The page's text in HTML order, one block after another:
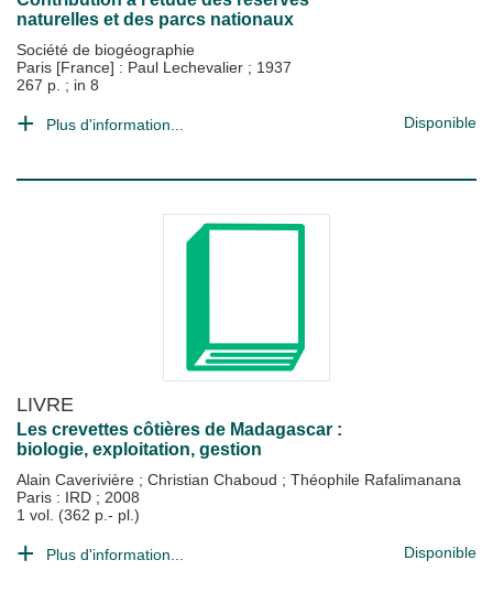
naturelles et des parcs nationaux
Société de biogéographie
Paris [France] : Paul Lechevalier ; 1937
267 p. ; in 8
Plus d'information... Disponible
LIVRE
Les crevettes côtières de Madagascar :
biologie, exploitation, gestion
Alain Caverivière ; Christian Chaboud ; Théophile Rafalimanana
Paris : IRD ; 2008
1 vol. (362 p.- pl.)
Plus d'information... Disponible